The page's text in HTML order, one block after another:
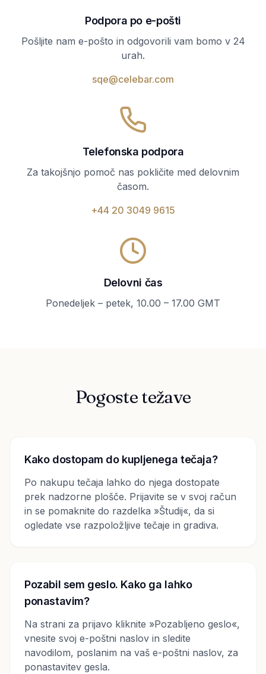
Podpora po e-pošti
Pošljite nam e-pošto in odgovorili vam bomo v 24
urah.
sqe@celebar.com
Telefonska podpora
Za takojšnjo pomoč nas pokličite med delovnim
časom.
+44 20 3049 9615
Delovni čas
Ponedeljek – petek, 10.00 – 17.00 GMT
Pogoste težave
Kako dostopam do kupljenega tečaja?
Po nakupu tečaja lahko do njega dostopate
prek nadzorne plošče. Prijavite se v svoj račun
in se pomaknite do razdelka »Študij«, da si
ogledate vse razpoložljive tečaje in gradiva.
Pozabil sem geslo. Kako ga lahko
ponastavim?
Na strani za prijavo kliknite »Pozabljeno geslo«,
vnesite svoj e-poštni naslov in sledite
navodilom, poslanim na vaš e-poštni naslov, za
ponastavitev gesla.